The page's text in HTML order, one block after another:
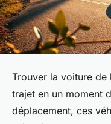
Trouver la voiture de
trajet en un moment
déplacement, ces